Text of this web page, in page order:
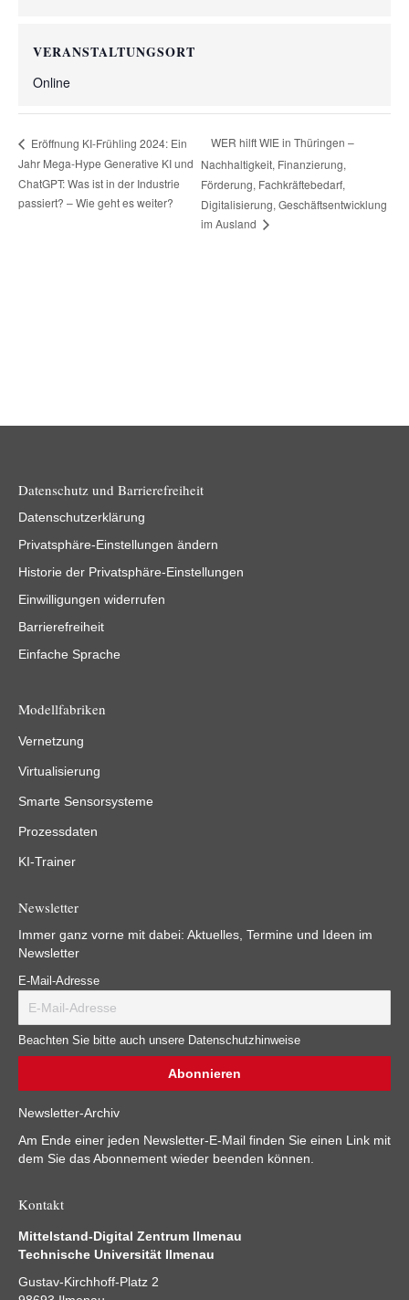
VERANSTALTUNGSORT
Online
Eröffnung KI-Frühling 2024: Ein
Jahr Mega-Hype Generative KI und
ChatGPT: Was ist in der Industrie
passiert? – Wie geht es weiter?
WER hilft WIE in Thüringen –
Nachhaltigkeit, Finanzierung,
Förderung, Fachkräftebedarf,
Digitalisierung, Geschäftsentwicklung
im Ausland
Datenschutz und Barrierefreiheit
Datenschutzerklärung
Privatsphäre-Einstellungen ändern
Historie der Privatsphäre-Einstellungen
Einwilligungen widerrufen
Barrierefreiheit
Einfache Sprache
Modellfabriken
Vernetzung
Virtualisierung
Smarte Sensorsysteme
Prozessdaten
KI-Trainer
Newsletter
Immer ganz vorne mit dabei: Aktuelles, Termine und Ideen im
Newsletter
E-Mail-Adresse
Beachten Sie bitte auch unsere Datenschutzhinweise
Newsletter-Archiv
Am Ende einer jeden Newsletter-E-Mail finden Sie einen Link mit
dem Sie das Abonnement wieder beenden können.
Kontakt
Mittelstand-Digital Zentrum Ilmenau
Technische Universität Ilmenau
Gustav-Kirchhoff-Platz 2